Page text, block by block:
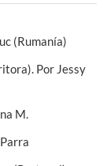
(Rumanía)
Por Jessy
M.